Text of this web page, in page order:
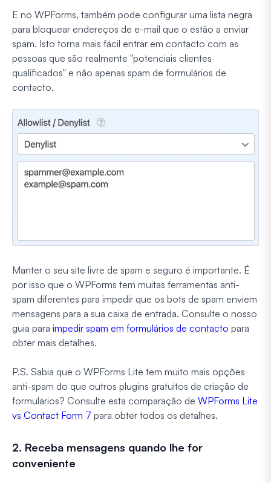
E no WPForms, também pode configurar uma lista negra
para bloquear endereços de e-mail que o estão a enviar
spam. Isto torna mais fácil entrar em contacto com as
pessoas que são realmente "potenciais clientes
qualificados" e não apenas spam de formulários de
contacto.
Manter o seu site livre de spam e seguro é importante. É
por isso que o WPForms tem muitas ferramentas anti-
spam diferentes para impedir que os bots de spam enviem
mensagens para a sua caixa de entrada. Consulte o nosso
guia para impedir spam em formulários de contacto para
obter mais detalhes.
P.S. Sabia que o WPForms Lite tem muito mais opções
anti-spam do que outros plugins gratuitos de criação de
formulários? Consulte esta comparação de WPForms Lite
vs Contact Form 7 para obter todos os detalhes.
2. Receba mensagens quando lhe for
conveniente